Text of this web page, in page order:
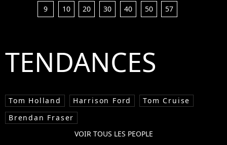
9
10 20 30 40 50 57
TENDANCES
Tom Holland Harrison Ford
Tom Cruise
Brendan Fraser
VOIR TOUS LES PEOPLE